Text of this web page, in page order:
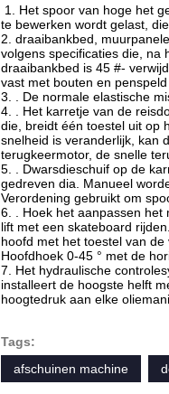
1. Het spoor van hoge het
te bewerken wordt gelast,
2. draaibankbed,
volgens specificaties die, na
draaibankbed is 45 #-
vast met bouten en
3.
. De normale elastische
4.
. Het karretje van de
die, breidt één toestel uit op
snelheid is veranderlijk, kan
terugkeermotor, de snelle
5.
. Dwarsdieschuif op de
gedreven dia. Manueel
Verordening gebruikt om
6.
. Hoek het aanpassen
lift met een skateboard
hoofd met het toestel van
Hoofdhoek 0-45 ° met de
7. Het hydraulische
installeert de hoogste helft
hoogtedruk aan elke
Tags:
afschuinen machine